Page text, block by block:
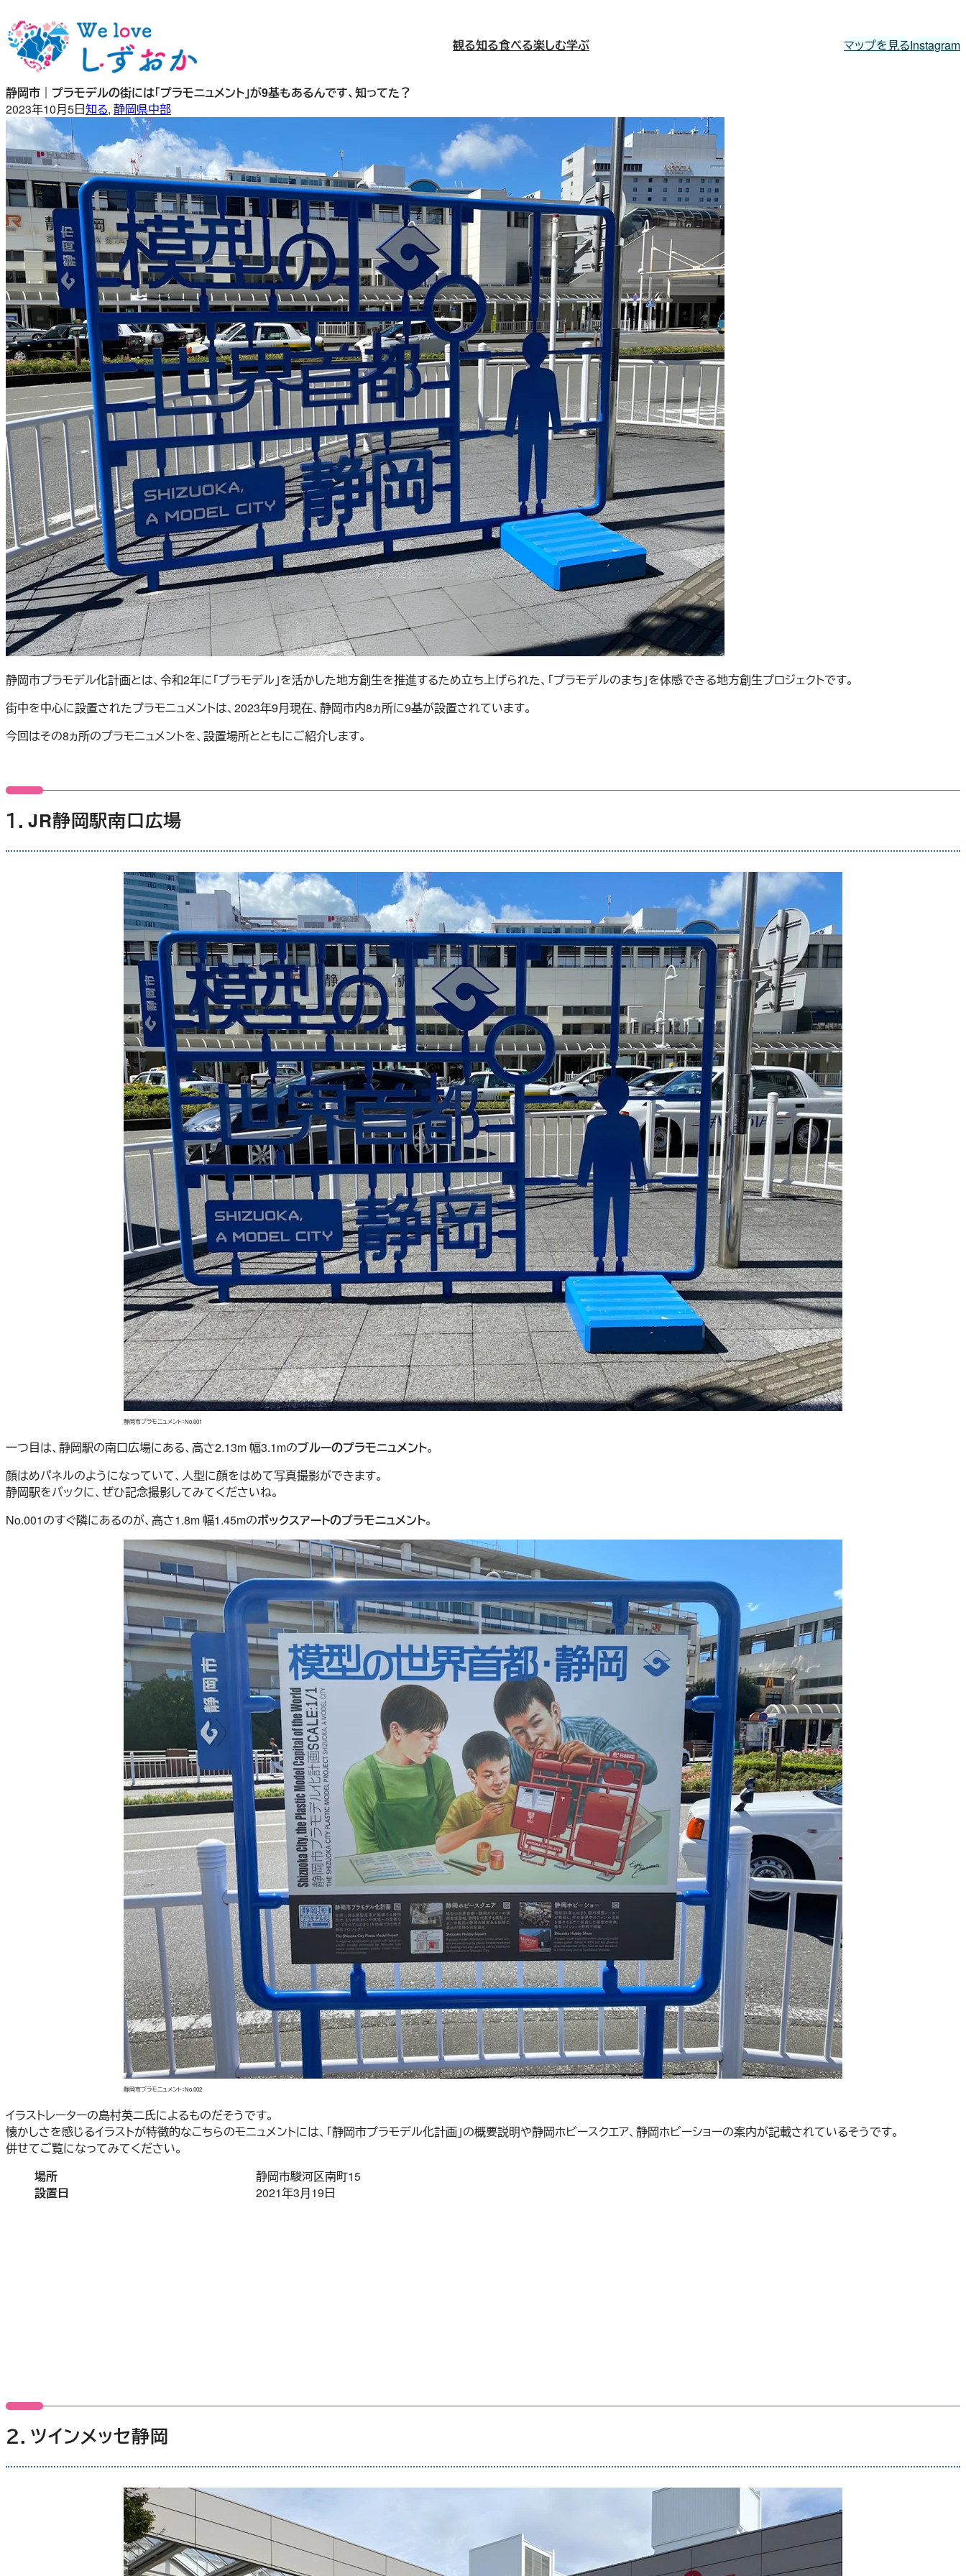
容
を
ッ
プ
観る知る食べる楽しむ学ぶ マップを見るInstagram
静岡市｜プラモデルの街には「プラモニュメント」が9基もあるんです、知ってた？
2023年10月5日知る, 静岡県中部
静岡市プラモデル化計画とは、令和2年に「プラモデル」を活かした地方創生を推進するため立ち上げられた、「プラモデルのまち」を体感できる地方創生プロジェクトです。
街中を中心に設置されたプラモニュメントは、2023年9月現在、静岡市内8ヵ所に9基が設置されています。
今回はその8ヵ所のプラモニュメントを、設置場所とともにご紹介します。
１．JR静岡駅南口広場
静岡市プラモニュメント：No.001
一つ目は、静岡駅の南口広場にある、高さ2.13m 幅3.1mのブルーのプラモニュメント。
顔はめパネルのようになっていて、人型に顔をはめて写真撮影ができます。
静岡駅をバックに、ぜひ記念撮影してみてくださいね。
No.001のすぐ隣にあるのが、高さ1.8m 幅1.45mのボックスアートのプラモニュメント。
静岡市プラモニュメント：No.002
イラストレーターの島村英二氏によるものだそうです。
懐かしさを感じるイラストが特徴的なこちらのモニュメントには、「静岡市プラモデル化計画」の概要説明や静岡ホビースクエア、静岡ホビーショーの案内が記載されているそうです。
併せてご覧になってみてください。
場所
静岡市駿河区南町15
設置日
2021年3月19日
２．ツインメッセ静岡